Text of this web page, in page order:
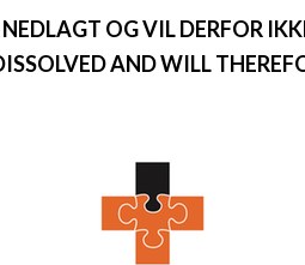
OG VIL DERFOR
AND WILL